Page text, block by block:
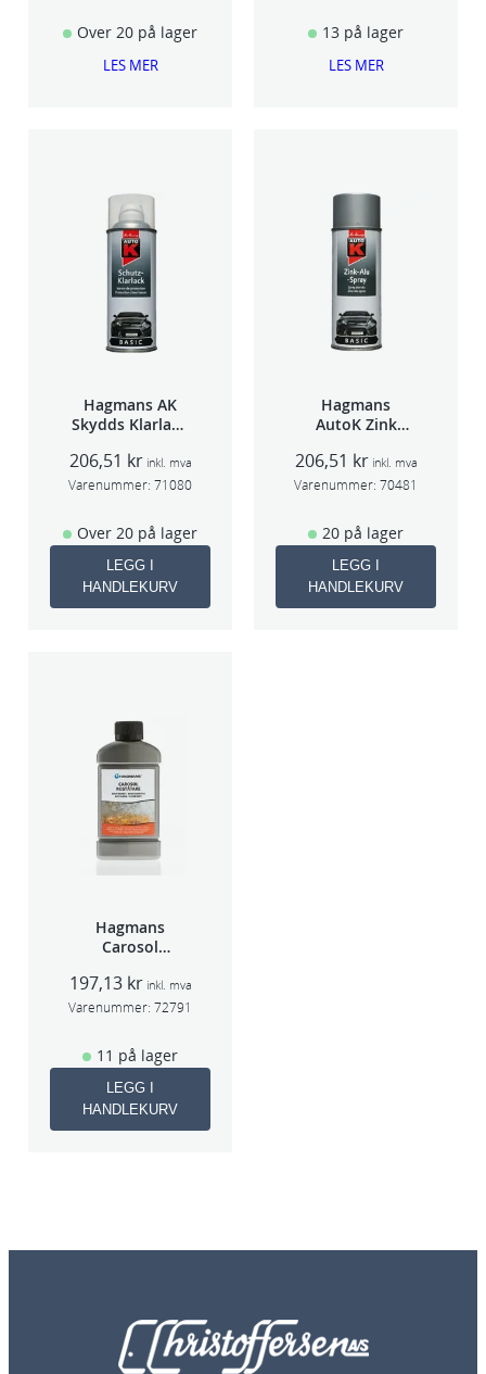
Over 20 på lager
LES MER
13 på lager
LES MER
Hagmans AK
Skydds Klarlakk
206,51 kr inkl. mva
Varenummer: 71080
Over 20 på lager
LEGG I
HANDLEKURV
Hagmans
AutoK Zink
206,51 kr inkl. mva
Varenummer: 70481
20 på lager
LEGG I
HANDLEKURV
Hagmans
Carosol
300ml
197,13 kr inkl. mva
Varenummer: 72791
11 på lager
LEGG I
HANDLEKURV